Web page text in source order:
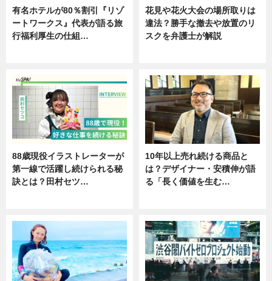
有名ホテルが80％割引『リゾ
ートワークス』代表が語る旅
行福利厚生の仕組…
花見や花火大会の場所取りは
違法？勝手な撤去や放置のリ
スクを弁護士が解説
88歳現役イラストレーターが
第一線で活躍し続けられる秘
訣とは？田村セツ…
10年以上売れ続ける商品と
は？デザイナー・安積伸が語
る「長く価値を生む…